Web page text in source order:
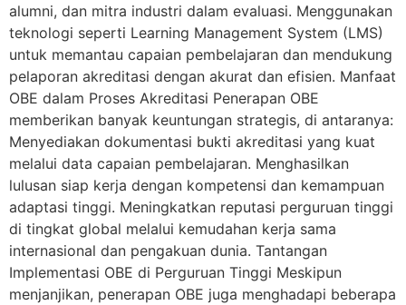
alumni, dan mitra industri dalam evaluasi. Menggunakan
teknologi seperti Learning Management System (LMS)
untuk memantau capaian pembelajaran dan mendukung
pelaporan akreditasi dengan akurat dan efisien. Manfaat
OBE dalam Proses Akreditasi Penerapan OBE
memberikan banyak keuntungan strategis, di antaranya:
Menyediakan dokumentasi bukti akreditasi yang kuat
melalui data capaian pembelajaran. Menghasilkan
lulusan siap kerja dengan kompetensi dan kemampuan
adaptasi tinggi. Meningkatkan reputasi perguruan tinggi
di tingkat global melalui kemudahan kerja sama
internasional dan pengakuan dunia. Tantangan
Implementasi OBE di Perguruan Tinggi Meskipun
menjanjikan, penerapan OBE juga menghadapi beberapa